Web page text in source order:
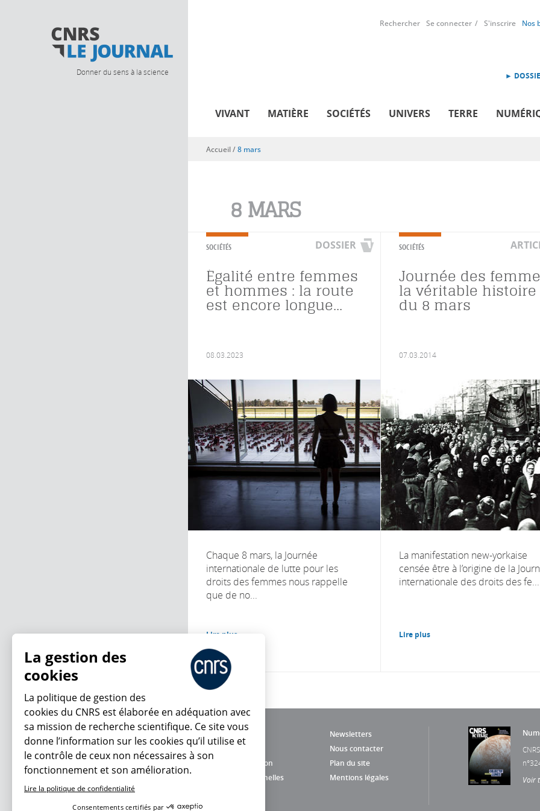
Donner du sens à la science
Rechercher Se connecter S'inscrire Nos
►
VIVANT MATIÈRE SOCIÉTÉS UNIVERS TERRE
Vous êtes ici
Accueil/8 mars
8 MARS
SOCIÉTÉS DOSSIER
Égalité entre femmes
et hommes : la route
est encore longue...
08.03.2023
Chaque 8 mars, la Journée
internationale de lutte pour les
droits des femmes nous rappelle
que de no...
Lire plus
SOCIÉTÉS
Journée des
la véritable histoire
du 8 mars
07.03.2014
La manifestation new-yorkaise
censée être à l’origine de la
internationale des droits des fe...
Lire plus
Newsletters
Nous contacter
Charte d'utilisation
Plan du site
Données personnelles
Mentions légales
Voir
En ce moment
La gestion des
cookies
La politique de gestion des
cookies du CNRS est élaborée en adéquation avec
sa mission de recherche scientifique. Ce site vous
donne l’information sur les cookies qu’il utilise et
le contrôle de ceux non nécessaires à son
fonctionnement et son amélioration.
Lire la politique de confidentialité
Consentements certifiés par